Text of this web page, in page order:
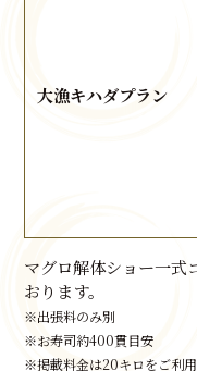
大漁キハダプラン
マグロ解体ショー一式
おります。
※出張料のみ別
※お寿司約400貫目安
※掲載料金は20キロをご利